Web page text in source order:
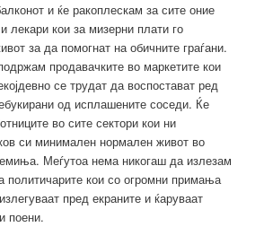
и ќе ракоплескам за сите оние
лекари кои за мизерни плати го
за да помогнат на обичните граѓани.
продавачките во маркетите кои
се трудат да воспостават ред
од исплашените соседи. Ќе
во сите сектори кои ни
си минимален нормален живот во
Меѓутоа нема никогаш да излезам
политичарите кои со огромни примања
пред екраните и ќаруваат
поени.